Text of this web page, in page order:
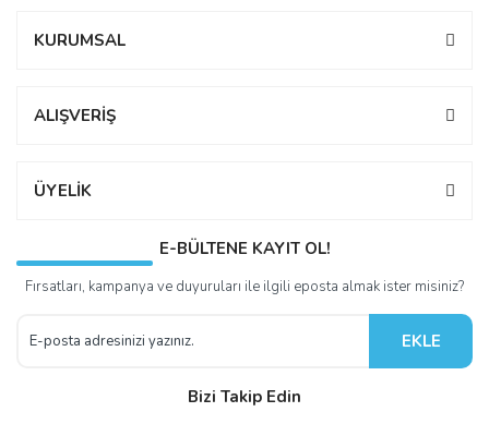
KURUMSAL
ALIŞVERİŞ
ÜYELİK
E-BÜLTENE KAYIT OL!
Fırsatları, kampanya ve duyuruları ile ilgili eposta almak ister misiniz?
EKLE
Bizi Takip Edin